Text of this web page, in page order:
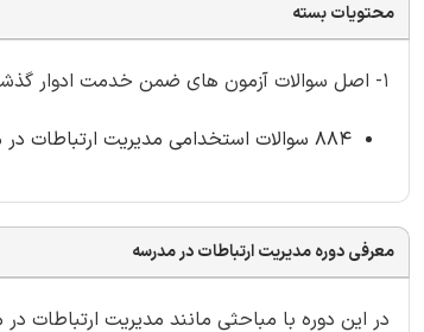
محتویات بسته
1- اصل سوالات آزمون های ضمن خدمت ادوار گذشته مبحث مدیریت ارتباطات در مدرسه
884 سوالات استخدامی مدیریت ارتباطات در مدرسه
معرفی دوره مدیریت ارتباطات در مدرسه
در این دوره با مباحثی مانند مدیریت ارتباطات